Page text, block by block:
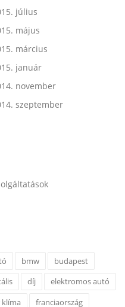
július
május
március
január
november
szeptember
bmw
budapest
díj
elektromos autó
franciaország